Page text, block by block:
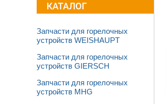
Запчасти для горелочных
устройств WEISHAUPT
Запчасти для горелочных
устройств GIERSCH
Запчасти для горелочных
устройств MHG